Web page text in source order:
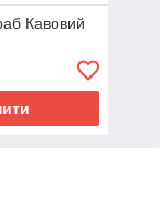
Кавовий